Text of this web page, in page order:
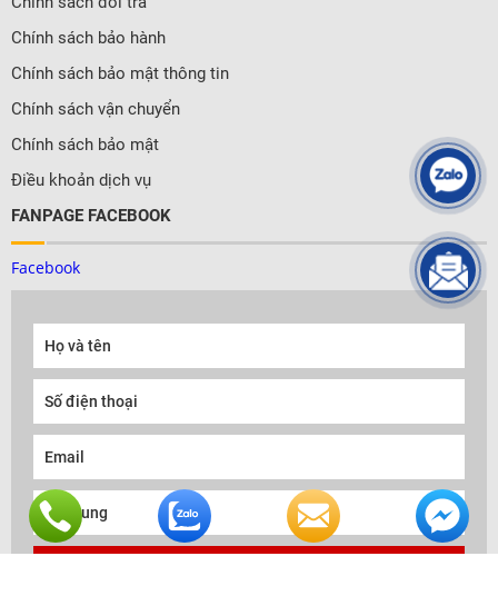
Chính sách bảo hành
Chính sách bảo mật thông tin
Chính sách vận chuyển
Chính sách bảo mật
Điều khoản dịch vụ
FANPAGE FACEBOOK
Facebook